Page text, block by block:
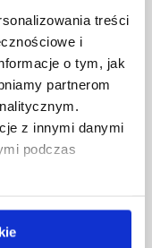
treści
i
o tym, jak
partnerom
z innymi danymi
podczas